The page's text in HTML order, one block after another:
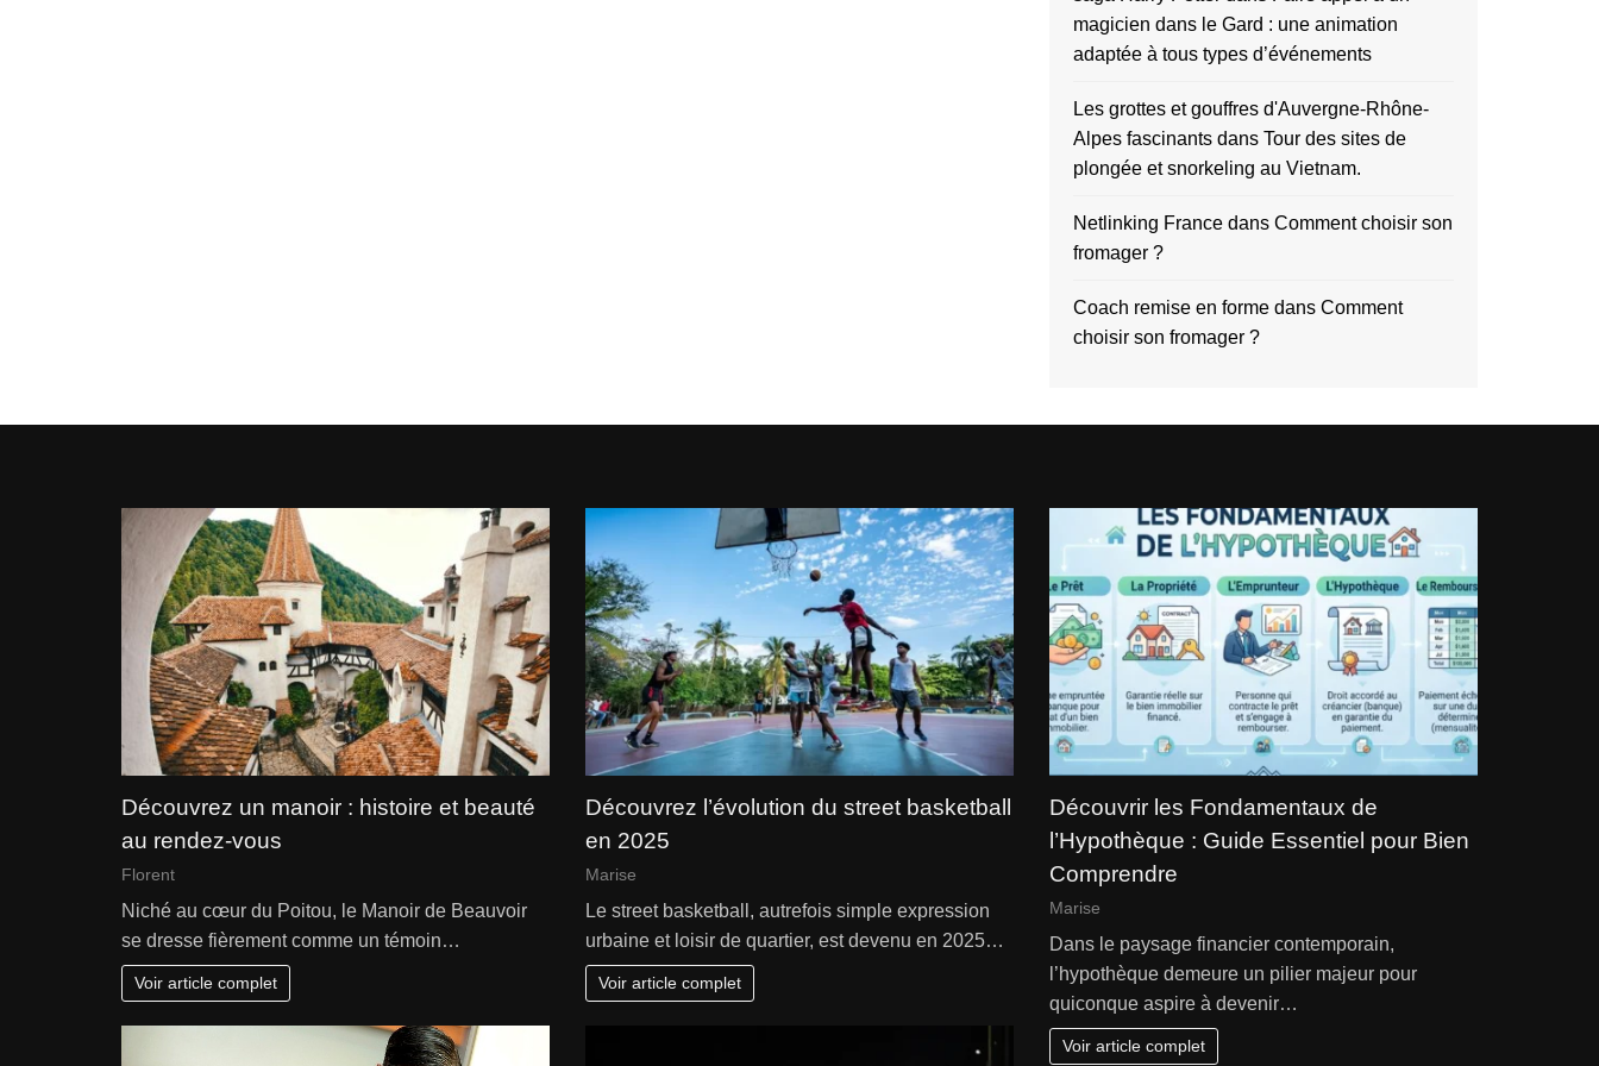
magicien dans le Gard : une animation
adaptée à tous types d’événements
Les grottes et gouffres d'Auvergne-Rhône-
Alpes fascinants dans Tour des sites de
plongée et snorkeling au Vietnam.
Netlinking France dans Comment choisir son
fromager ?
Coach remise en forme dans Comment
choisir son fromager ?
Découvrez un manoir : histoire et beauté
au rendez-vous
Florent
Niché au cœur du Poitou, le Manoir de Beauvoir
se dresse fièrement comme un témoin…
Voir article complet
Découvrez l’évolution du street basketball
en 2025
Marise
Le street basketball, autrefois simple expression
urbaine et loisir de quartier, est devenu en 2025…
Voir article complet
Découvrir les Fondamentaux de
l’Hypothèque : Guide Essentiel pour Bien
Comprendre
Marise
Dans le paysage financier contemporain,
l’hypothèque demeure un pilier majeur pour
quiconque aspire à devenir…
Voir article complet